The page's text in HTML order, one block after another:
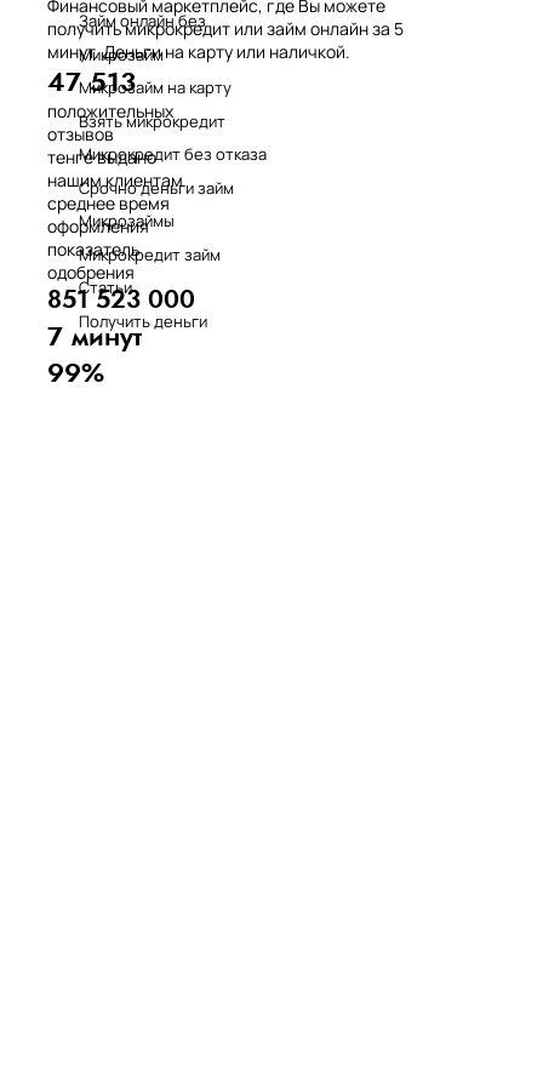
Займ онлайн без
Микрозайм
Микрозайм на карту
Взять микрокредит
Микрокредит без отказа
Срочно деньги займ
Микрозаймы
Микрокредит займ
Статьи
Получить деньги
Финансовый маркетплейс, где Вы можете
получить микрокредит или займ онлайн за 5
минут. Деньги на карту или наличкой.
47 513
положительных
отзывов
тенге выдано
нашим клиентам
среднее время
оформления
показатель
одобрения
851 523 000
7 минут
99%